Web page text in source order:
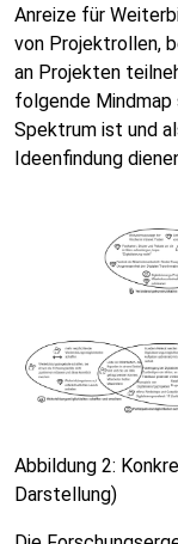
Anreize für
von Projektrollen,
an Projekten
folgende Mindmap
Spektrum ist und
Ideenfindung
Abbildung 2:
Darstellung)